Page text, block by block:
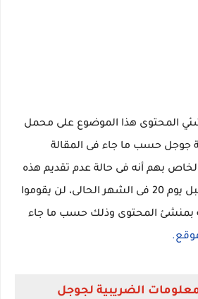
المحتوى هذا الموضوع على محمل
جوجل حسب ما جاء فى المقالة
بهم أنه فى حالة عدم تقديم هذه
المعلومات الضريبية قبل يوم 20 فى الشهر الحالى، لن يقوموا
بمنشئ المحتوى وذلك حسب ما جاء
الضريبية لجوجل